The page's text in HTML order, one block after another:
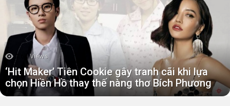
1.6k Views
‘Hit Maker’ Tiên Cookie gây tranh cãi khi lựa
chọn Hiền Hồ thay thế nàng thơ Bích Phương